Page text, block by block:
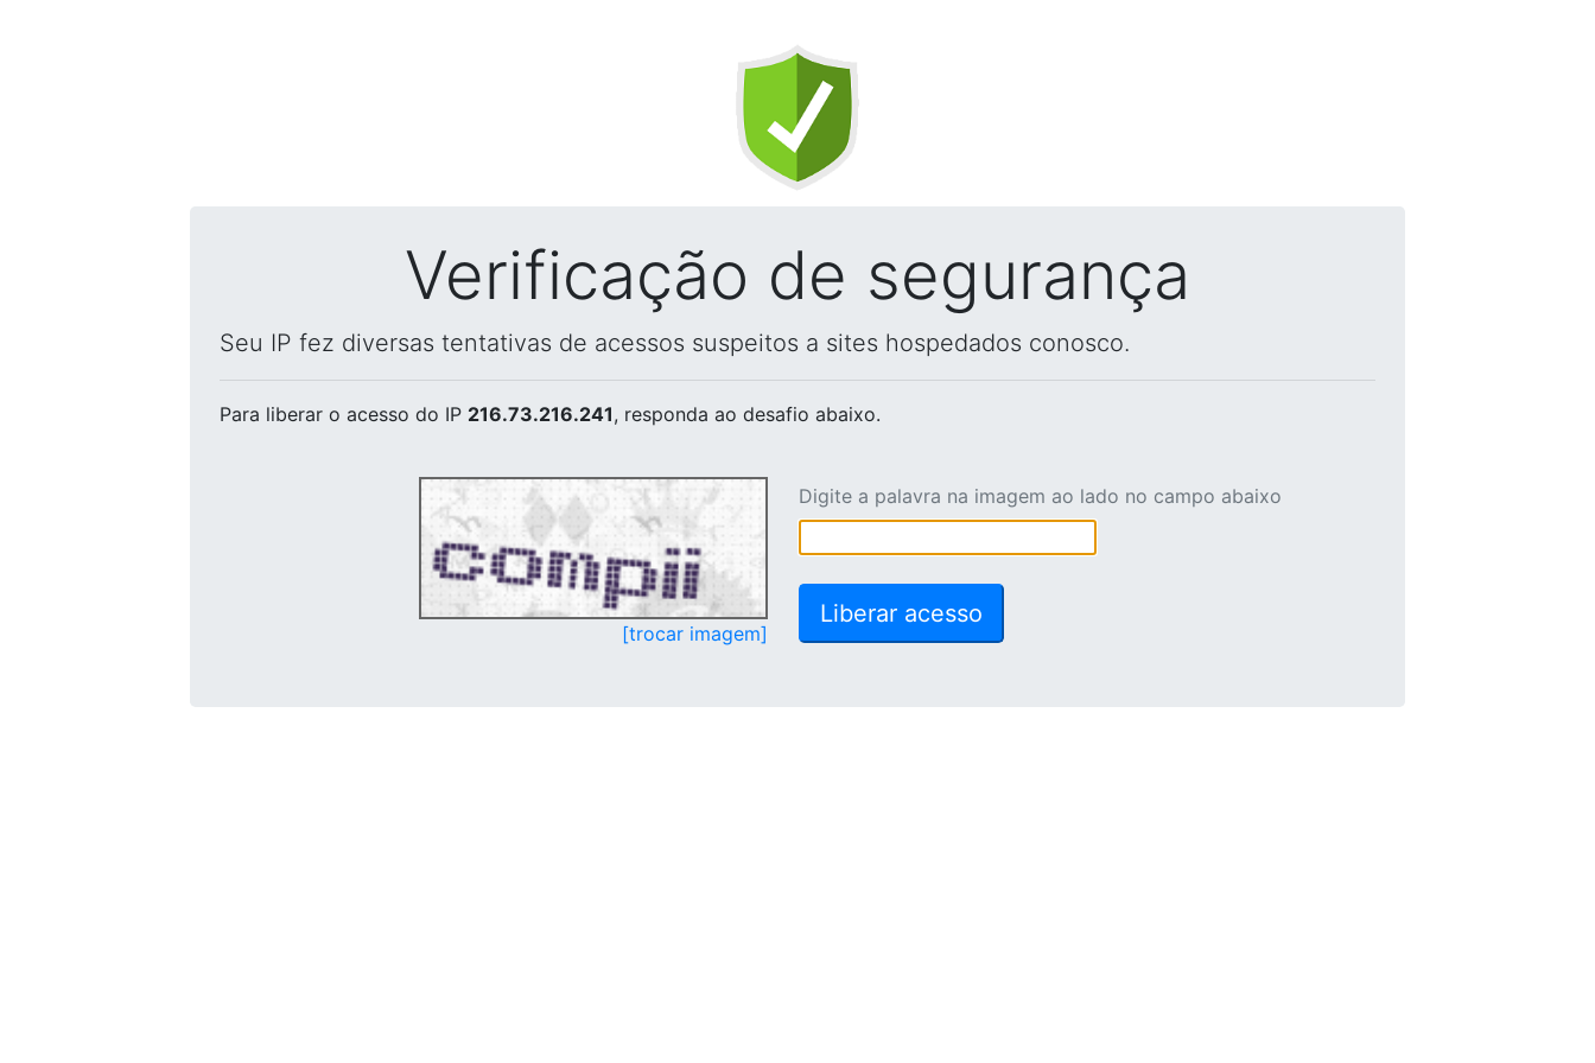
Verificação de segurança
Seu IP fez diversas tentativas de acessos suspeitos a sites hospedados conosco.
Para liberar o acesso do IP 216.73.216.241, responda ao desafio abaixo.
[trocar imagem]
Digite a palavra na imagem ao lado no campo abaixo